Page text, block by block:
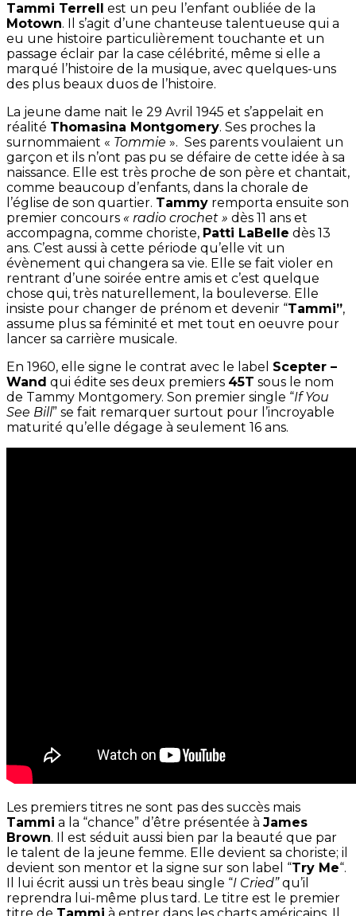
Tammi Terrell est un peu l’enfant oubliée de la
Motown. Il s’agit d’une chanteuse talentueuse qui a
eu une histoire particulièrement touchante et un
passage éclair par la case célébrité, même si elle a
marqué l’histoire de la musique, avec quelques-uns
des plus beaux duos de l’histoire.
La jeune dame nait le 29 Avril 1945 et s’appelait en
réalité Thomasina Montgomery. Ses proches la
surnommaient « Tommie ». Ses parents voulaient un
garçon et ils n’ont pas pu se défaire de cette idée à sa
naissance. Elle est très proche de son père et chantait,
comme beaucoup d’enfants, dans la chorale de
l’église de son quartier. Tammy remporta ensuite son
premier concours « radio crochet » dès 11 ans et
accompagna, comme choriste, Patti LaBelle dès 13
ans. C’est aussi à cette période qu’elle vit un
évènement qui changera sa vie. Elle se fait violer en
rentrant d’une soirée entre amis et c’est quelque
chose qui, très naturellement, la bouleverse. Elle
insiste pour changer de prénom et devenir “Tammi”,
assume plus sa féminité et met tout en oeuvre pour
lancer sa carrière musicale.
En 1960, elle signe le contrat avec le label Scepter –
Wand qui édite ses deux premiers 45T sous le nom
de Tammy Montgomery. Son premier single “If You
See Bill” se fait remarquer surtout pour l’incroyable
maturité qu’elle dégage à seulement 16 ans.
Les premiers titres ne sont pas des succès mais
Tammi a la “chance” d’être présentée à James
Brown. Il est séduit aussi bien par la beauté que par
le talent de la jeune femme. Elle devient sa choriste; il
devient son mentor et la signe sur son label “Try Me“.
Il lui écrit aussi un très beau single “I Cried”qu’il
reprendra lui-même plus tard. Le titre est le premier